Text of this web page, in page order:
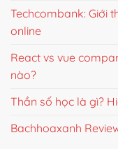
Techcombank: Giới
online
React vs vue
nào?
Thần số học là gì?
Bachhoaxanh